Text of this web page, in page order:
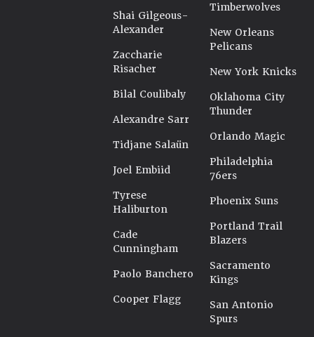
Shai Gilgeous-
Alexander
Zaccharie
Risacher
Bilal Coulibaly
Alexandre Sarr
Tidjane Salaün
Joel Embiid
Tyrese
Haliburton
Cade
Cunningham
Paolo Banchero
Cooper Flagg
Timberwolves
New Orleans
Pelicans
New York Knicks
Oklahoma City
Thunder
Orlando Magic
Philadelphia
76ers
Phoenix Suns
Portland Trail
Blazers
Sacramento
Kings
San Antonio
Spurs